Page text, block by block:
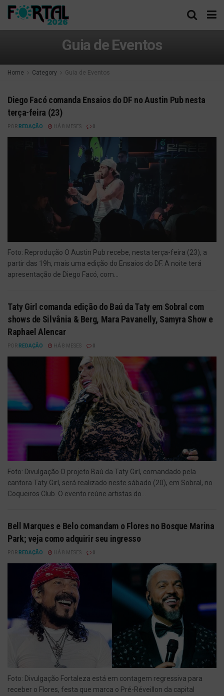
Guia de Eventos
Home Category Guia de Eventos
Diego Facó comanda Ensaios do DF no Austin Pub nesta
terça-feira (23)
POR REDAÇÃO HÁ 8 MESES
Foto: Reprodução O Austin Pub recebe, nesta terça-feira (23), a
partir das 19h, mais uma edição do Ensaios do DF. A noite terá
apresentação de Diego Facó, com...
Taty Girl comanda edição do Baú da Taty em Sobral com
shows de Silvânia & Berg, Mara Pavanelly, Samyra Show e
Raphael Alencar
POR REDAÇÃO HÁ 8 MESES
Foto: Divulgação O projeto Baú da Taty Girl, comandado pela
cantora Taty Girl, será realizado neste sábado (20), em Sobral, no
Coqueiros Club. O evento reúne artistas do...
Bell Marques e Belo comandam o Flores no Bosque Marina
Park; veja como adquirir seu ingresso
POR REDAÇÃO HÁ 8 MESES
Foto: Divulgação Fortaleza está em contagem regressiva para
receber o Flores, festa que marca o Pré-Réveillon da capital